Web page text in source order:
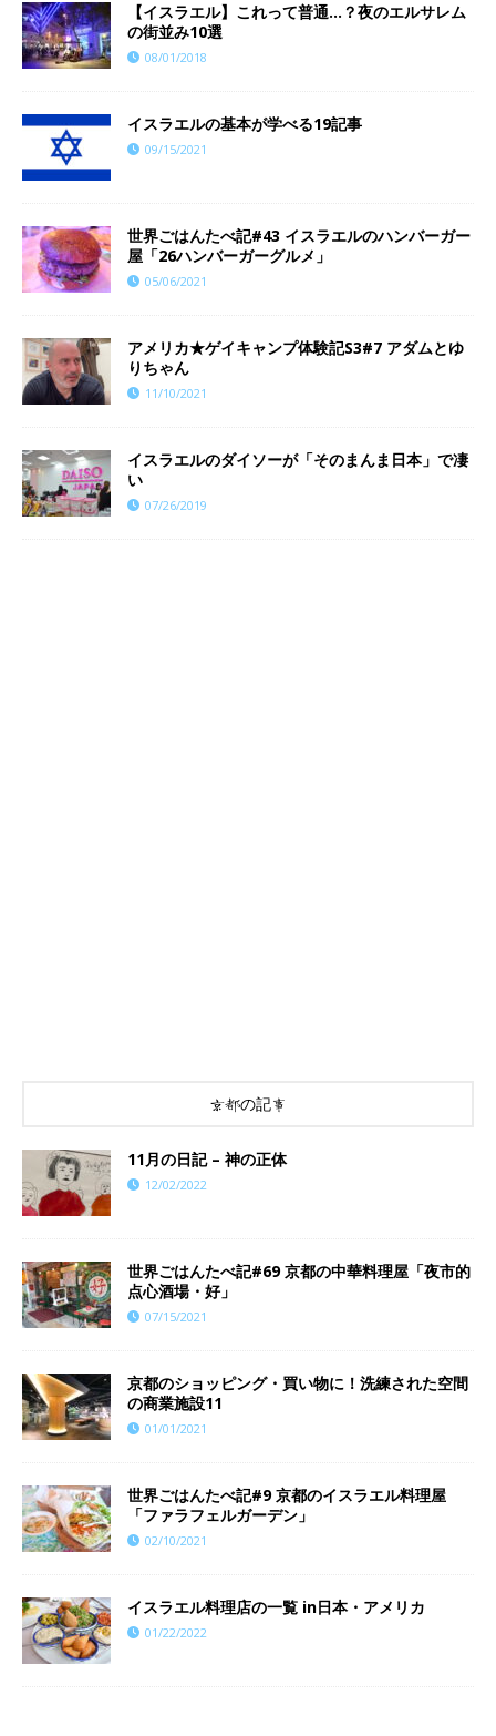
【イスラエル】これって普通…？夜のエルサレム
の街並み10選
08/01/2018
イスラエルの基本が学べる19記事
09/15/2021
世界ごはんたべ記#43 イスラエルのハンバーガー
屋「26ハンバーガーグルメ」
05/06/2021
​​アメリカ★ゲイキャンプ体験記S3#7 アダムとゆ
りちゃん
11/10/2021
イスラエルのダイソーが「そのまんま日本」で凄
い
07/26/2019
京都の記事
11月の日記 – 神の正体
12/02/2022
世界ごはんたべ記#69 京都の中華料理屋「夜市的
点心酒場・好」
07/15/2021
京都のショッピング・買い物に！洗練された空間
の商業施設11
01/01/2021
世界ごはんたべ記#9 京都のイスラエル料理屋
「ファラフェルガーデン」
02/10/2021
イスラエル料理店の一覧 in日本・アメリカ
01/22/2022